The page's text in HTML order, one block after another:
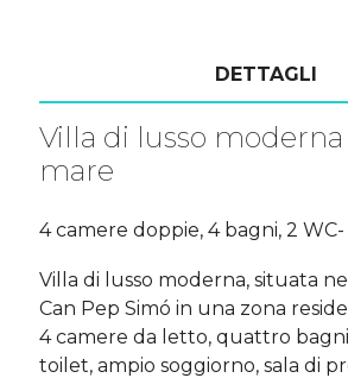
DETTAGLI
Villa di lusso moderna
mare
4 camere doppie, 4 bagni, 2
Villa di lusso moderna, situata
Can Pep Simó in una zona
4 camere da letto, quattro
toilet, ampio soggiorno, sala di